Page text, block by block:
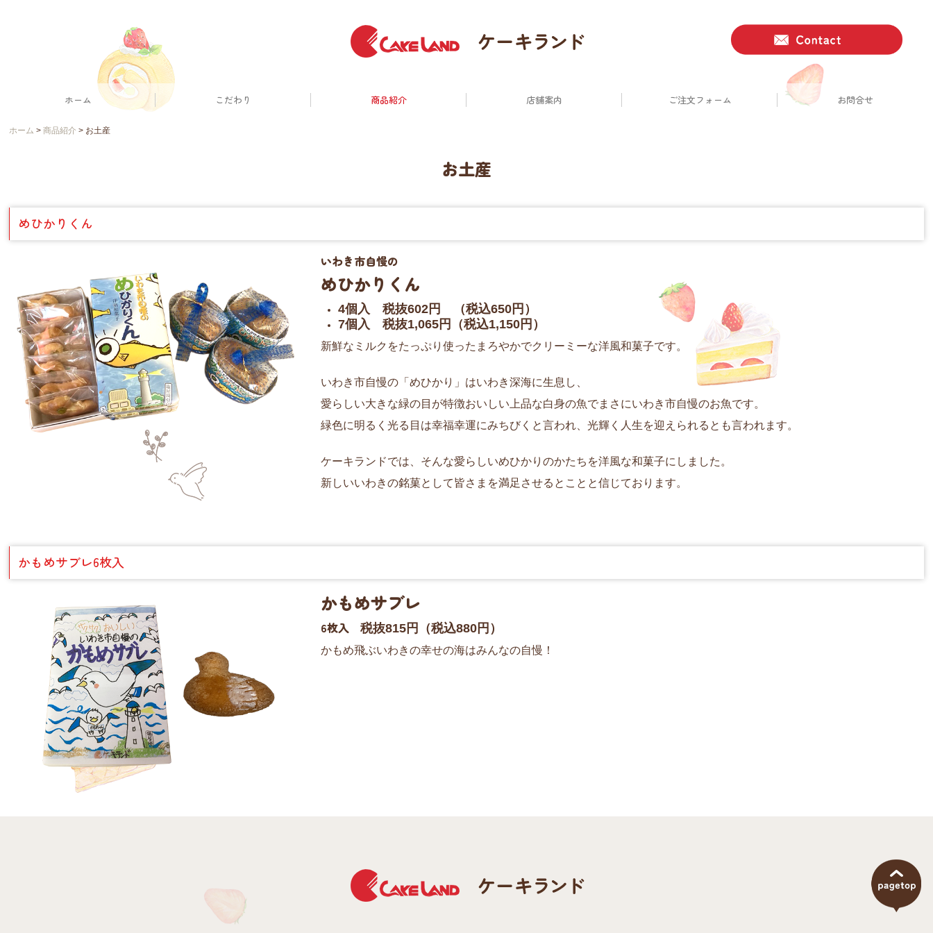
ホーム こだわり 商品紹介 店舗案内 ご注文フォーム お問合せ
ホーム 商品紹介 お土産
お土産
めひかりくん
いわき市自慢の
めひかりくん
4個入 税抜602円 （税込650円）
7個入 税抜1,065円（税込1,150円）
新鮮なミルクをたっぷり使ったまろやかでクリーミーな洋風和菓子です。
いわき市自慢の「めひかり」はいわき深海に生息し、
愛らしい大きな緑の目が特徴おいしい上品な白身の魚でまさにいわき市自慢のお魚です。
緑色に明るく光る目は幸福幸運にみちびくと言われ、光輝く人生を迎えられるとも言われます。
ケーキランドでは、そんな愛らしいめひかりのかたちを洋風な和菓子にしました。
新しいいわきの銘菓として皆さまを満足させるとことと信じております。
かもめサブレ6枚入
かもめサブレ
6枚入 税抜815円（税込880円）
かもめ飛ぶいわきの幸せの海はみんなの自慢！